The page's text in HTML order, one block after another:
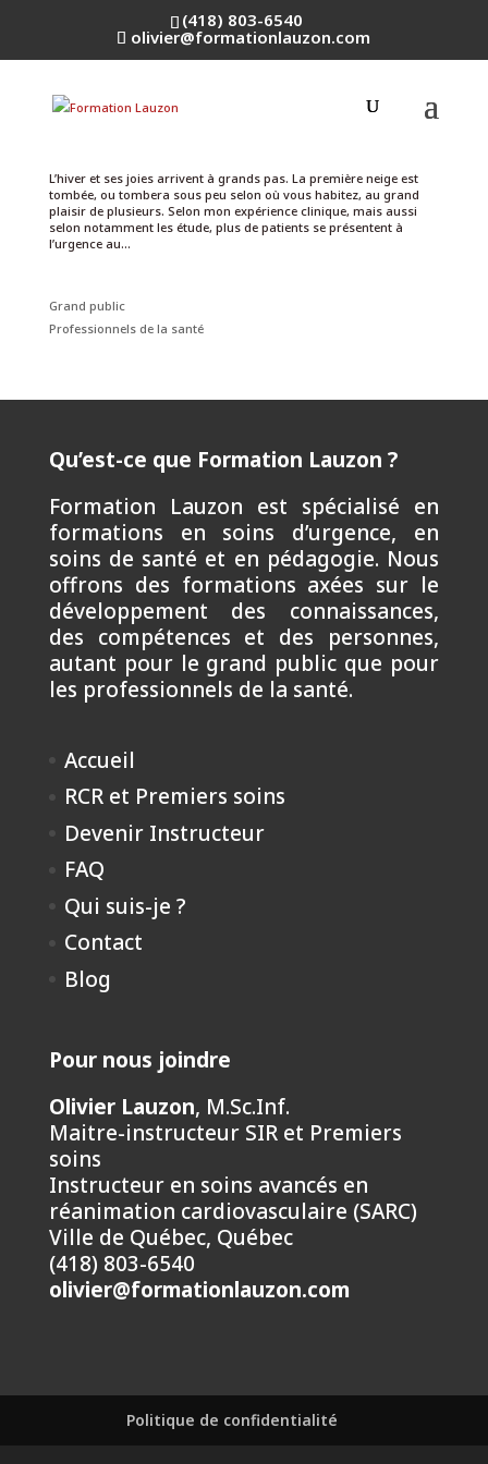
(418) 803-6540
olivier@formationlauzon.com
L’hiver et ses joies arrivent à grands pas. La première neige est
tombée, ou tombera sous peu selon où vous habitez, au grand
plaisir de plusieurs. Selon mon expérience clinique, mais aussi
selon notamment les étude, plus de patients se présentent à
l’urgence au...
Grand public
Professionnels de la santé
Qu’est-ce que Formation Lauzon ?
Formation Lauzon est spécialisé en
formations en soins d’urgence, en
soins de santé et en pédagogie. Nous
offrons des formations axées sur le
développement des connaissances,
des compétences et des personnes,
autant pour le grand public que pour
les professionnels de la santé.
Accueil
RCR et Premiers soins
Devenir Instructeur
FAQ
Qui suis-je ?
Contact
Blog
Pour nous joindre
Olivier Lauzon, M.Sc.Inf.
Maitre-instructeur SIR et Premiers
soins
Instructeur en soins avancés en
réanimation cardiovasculaire (SARC)
Ville de Québec, Québec
(418) 803-6540
olivier@formationlauzon.com
Politique de confidentialité